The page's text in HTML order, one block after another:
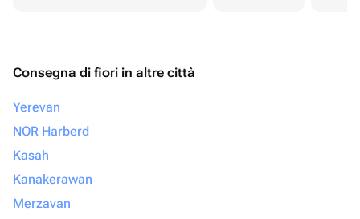
Consegna di fiori in altre città
Yerevan
NOR Harberd
Kasah
Kanakerawan
Merzavan